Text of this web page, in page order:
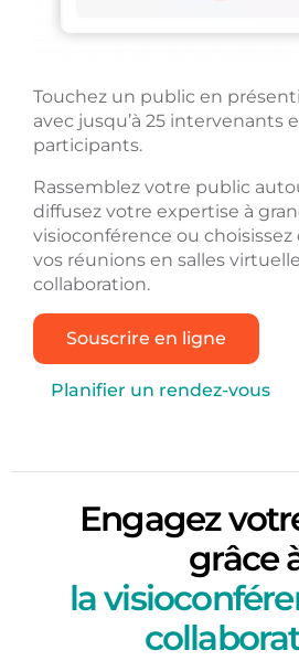
Touchez un public en
avec jusqu’à 25 intervenants
participants.
Rassemblez votre public
diffusez votre expertise à
visioconférence ou
vos réunions en salles
collaboration.
Souscrire en ligne
Planifier un rendez-vous
Engagez
grâce
la